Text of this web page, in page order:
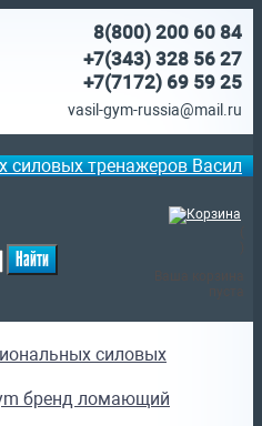
8(800) 200 60 84
+7(343) 328 56 27
+7(7172) 69 59 25
vasil-gym-russia@mail.ru
силовых тренажеров Васил
силовых
бренд ломающий